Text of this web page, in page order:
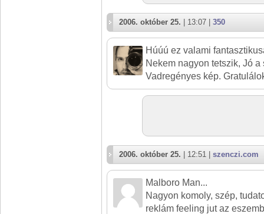
2006. október 25. | 13:07 | 350
Húúú ez valami
Nekem nagyon tetszik, Jó a
Vadregényes kép.
2006. október 25. | 12:51 | szenczi.com
Malboro Man...
Nagyon komoly, szép,
reklám feeling jut az